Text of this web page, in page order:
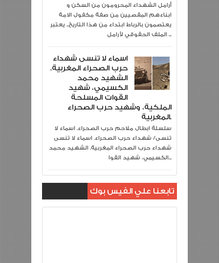
ابناءهم المقصيين من صفة مكفول الامة
يعتصمون بالرباط ابتداء من هذا التاريخ.. يعتبر
الملف الحقوقي لأرامل ...
اسماء لا تنسى شهداء
حرب الصحراء المغربية.
الشهيد محمد
الكسيمي، شهيد
القوات المسلحة
الملكية، وشهيد حرب الصحراء
المغربية.
تنسى/ شهداء حرب الصحراء. اسماء لا تنسى
شهداء حرب الصحراء المغربية. الشهيد محمد
الكسيمي، شهيد القوا...
تابعنا علي الفيس بوك